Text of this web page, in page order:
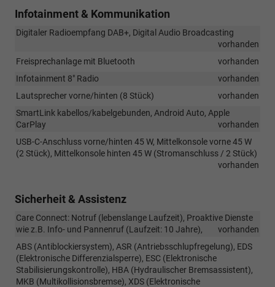
Infotainment & Kommunikation
Digitaler Radioempfang DAB+, Digital Audio Broadcasting
vorhanden
Freisprechanlage mit Bluetooth
vorhanden
Infotainment 8" Radio
vorhanden
Lautsprecher vorne/hinten (8 Stück)
vorhanden
SmartLink kabellos/kabelgebunden, Android Auto, Apple
CarPlay
vorhanden
USB-C-Anschluss vorne/hinten 45 W, Mittelkonsole vorne 45 W
(2 Stück), Mittelkonsole hinten 45 W (Stromanschluss / 2 Stück)
vorhanden
Sicherheit & Assistenz
Care Connect: Notruf (lebenslange Laufzeit), Proaktive Dienste
wie z.B. Info- und Pannenruf (Laufzeit: 10 Jahre),
vorhanden
ABS (Antiblockiersystem), ASR (Antriebsschlupfregelung), EDS
(Elektronische Differenzialsperre), ESC (Elektronische
Stabilisierungskontrolle), HBA (Hydraulischer Bremsassistent),
MKB (Multikollisionsbremse), XDS (Elektronische